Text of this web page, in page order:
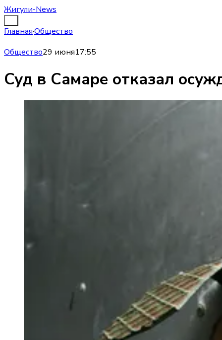
Жигули-News
Главная·Общество
Общество29 июня17:55
Суд в Самаре отказал